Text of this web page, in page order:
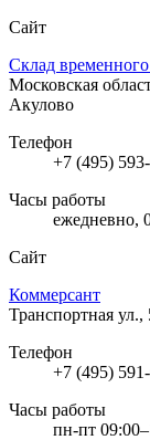
Сайт
Склад
Московская
Акулово
Телефон
+7 (495)
Часы работы
ежедневно,
Сайт
Коммерсант
Транспортная
Телефон
+7 (495)
Часы работы
пн-пт